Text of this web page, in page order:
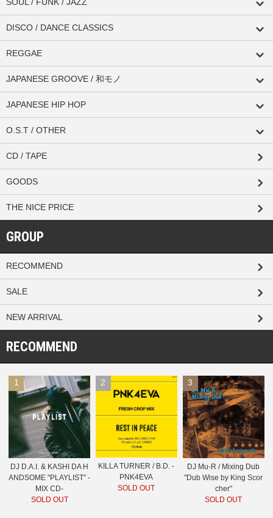
SOUL / FUNK / JAZZ
DISCO / DANCE CLASSICS
REGGAE
JAPANESE GROOVE / 和モノ
JAPANESE HIP HOP
O.S.T / OTHER
CD / TAPE
GOODS
THE NICE PRICE
GROUP
RECOMMEND
SALE
NEW ARRIVAL
RECOMMEND
1
DJ D.A.I. & KASHI DA H
ANDSOME "PLAYLIST" -
MIX CD-
SOLD OUT
2
KILLA TURNER / B.D. -
PNK4EVA
SOLD OUT
3
DJ Mu-R / Mixing Dub
"Dub Wise by King Scor
cher"
SOLD OUT